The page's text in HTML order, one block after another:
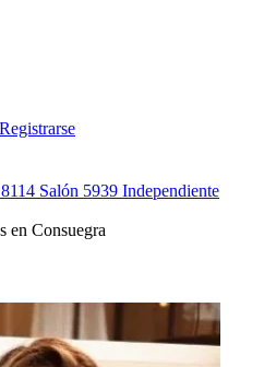
Registrarse
8114 Salón 5939 Independiente
en Consuegra